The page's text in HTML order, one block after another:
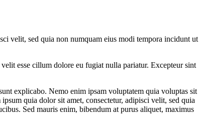
velit, sed quia non numquam eius modi tempora incidunt ut
esse cillum dolore eu fugiat nulla pariatur. Excepteur sint
explicabo. Nemo enim ipsam voluptatem quia voluptas sit
quia dolor sit amet, consectetur, adipisci velit, sed quia
Sed mauris enim, bibendum at purus aliquet, maximus